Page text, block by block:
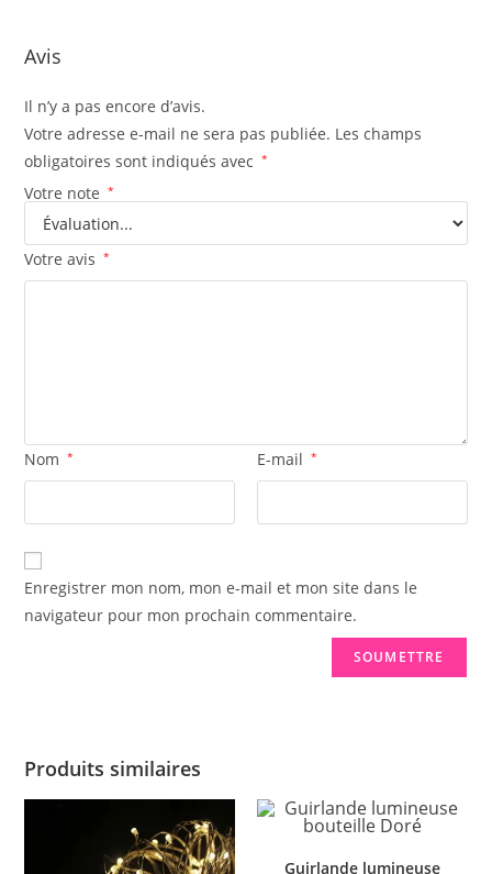
Avis
Il n’y a pas encore d’avis.
Votre adresse e-mail ne sera pas publiée. Les champs
obligatoires sont indiqués avec
*
Votre note *
Votre avis *
Nom * E-mail *
Enregistrer mon nom, mon e-mail et mon site dans le
navigateur pour mon prochain commentaire.
Produits similaires
Guirlande lumineuse